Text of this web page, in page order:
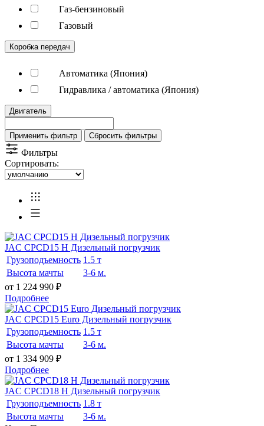
Газ-бензиновый
Газовый
Коробка передач
Автоматика (Япония)
Гидравлика / автоматика (Япония)
Двигатель
Применить фильтр Сбросить фильтры
Фильтры
Сортировать:
JAC CPCD15 H Дизельный погрузчик
Грузоподъемность 1.5 т
Высота мачты
3-6 м.
от 1 224 990 ₽
Подробнее
JAC CPCD15 Euro Дизельный погрузчик
Грузоподъемность 1.5 т
Высота мачты
3-6 м.
от 1 334 909 ₽
Подробнее
JAC CPCD18 H Дизельный погрузчик
Грузоподъемность 1.8 т
Высота мачты
3-6 м.